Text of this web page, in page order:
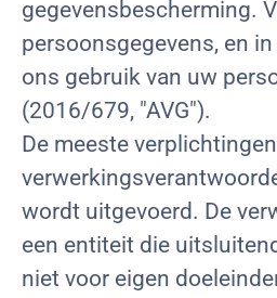
gegevensbescherming.
persoonsgegevens, en
ons gebruik van uw
(2016/679, "AVG").
De meeste
wordt uitgevoerd. De
een entiteit die
niet voor eigen